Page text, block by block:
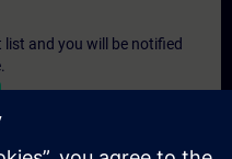
and you will be notified